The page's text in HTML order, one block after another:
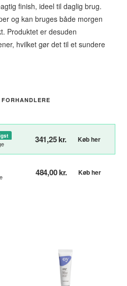
finish, ideel til daglig brug.
og kan bruges både morgen
Produktet er desuden
hvilket gør det til et sundere
341,25 kr. Køb her
484,00 kr. Køb her